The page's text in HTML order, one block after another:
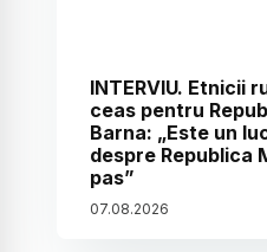
INTERVIU. Etnicii
ceas pentru
Barna: „Este un
despre Republica
pas”
07.08.2026